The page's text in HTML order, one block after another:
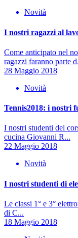
Novità
I nostri ragazzi al
Come anticipato nel
ragazzi faranno parte
28 Maggio 2018
Novità
Tennis2018: i nostri
I nostri studenti del
cucina Giovanni R...
22 Maggio 2018
Novità
I nostri studenti di
Le classi 1° e 3°
di C...
18 Maggio 2018